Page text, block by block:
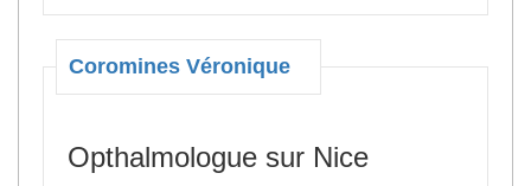
Coromines Véronique
Opthalmologue sur Nice